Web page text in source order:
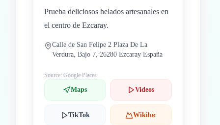
Prueba deliciosos helados artesanales en
el centro de Ezcaray.
Calle de San Felipe 2 Plaza De La
Verdura, Bajo 7, 26280 Ezcaray España
Source: Google Places
Maps Videos
TikTok Wikiloc